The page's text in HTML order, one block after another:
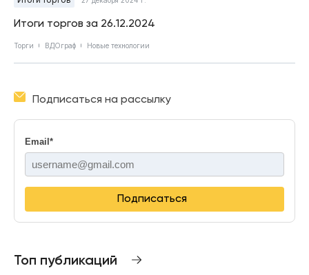
Итоги торгов за 26.12.2024
Торги ВДОграф Новые технологии
Подписаться на рассылку
Email *
Подписаться
Топ публикаций